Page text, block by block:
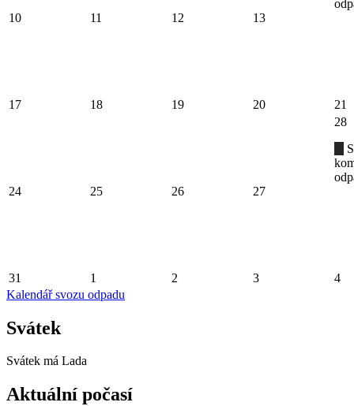
10 11 12 13
17 18 19 20 21
24 25 26 27
28
31 1 2 3
4
Kalendář svozu odpadu
Svátek
Svátek má Lada
Aktuální počasí